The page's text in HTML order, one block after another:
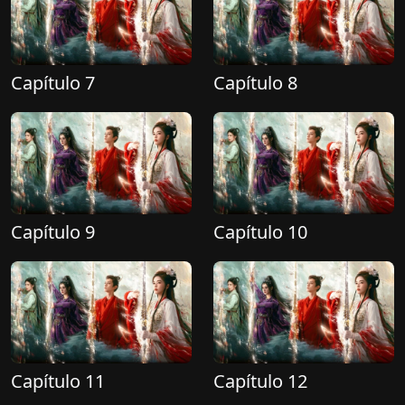
Capítulo 7 Capítulo 8
Capítulo 9 Capítulo 10
Capítulo 11 Capítulo 12